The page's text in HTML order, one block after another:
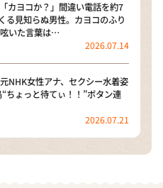
カヨコか？」間違い電話を約7
る見知らぬ男性。カヨコのふり
いた言葉は…
2026.07.14
NHK女性アナ、セクシー水着姿
ちょっと待てぃ！！”ボタン連
2026.07.21